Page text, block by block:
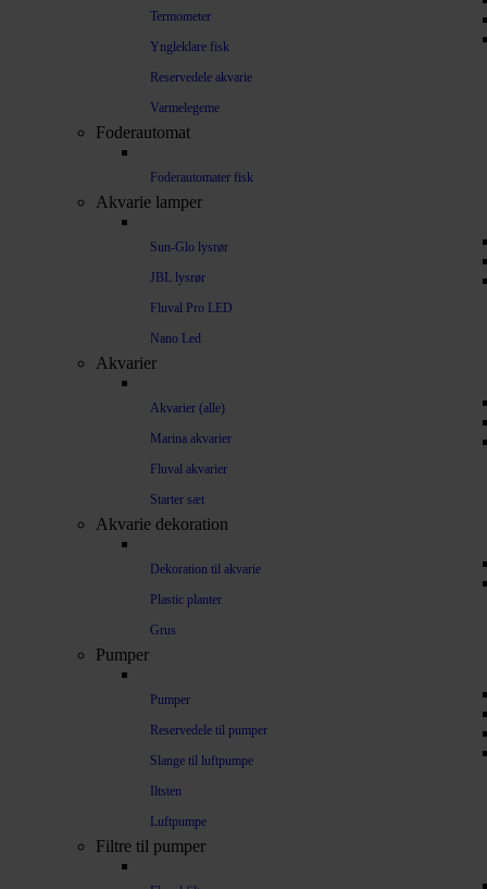
Termometer
Yngleklare fisk
Reservedele akvarie
Varmelegeme
Foderautomat
Foderautomater fisk
Akvarie lamper
Sun-Glo lysrør
JBL lysrør
Fluval Pro LED
Nano Led
Akvarier
Akvarier (alle)
Marina akvarier
Fluval akvarier
Starter sæt
Akvarie dekoration
Dekoration til akvarie
Plastic planter
Grus
Pumper
Pumper
Reservedele til pumper
Slange til luftpumpe
Iltsten
Luftpumpe
Filtre til pumper